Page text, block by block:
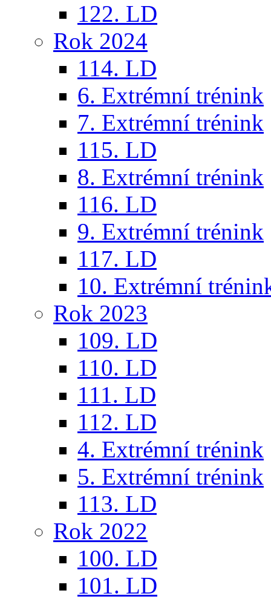
122. LD
Rok 2024
114. LD
6. Extrémní trénink
7. Extrémní trénink
115. LD
8. Extrémní trénink
116. LD
9. Extrémní trénink
117. LD
10. Extrémní
Rok 2023
109. LD
110. LD
111. LD
112. LD
4. Extrémní trénink
5. Extrémní trénink
113. LD
Rok 2022
100. LD
101. LD